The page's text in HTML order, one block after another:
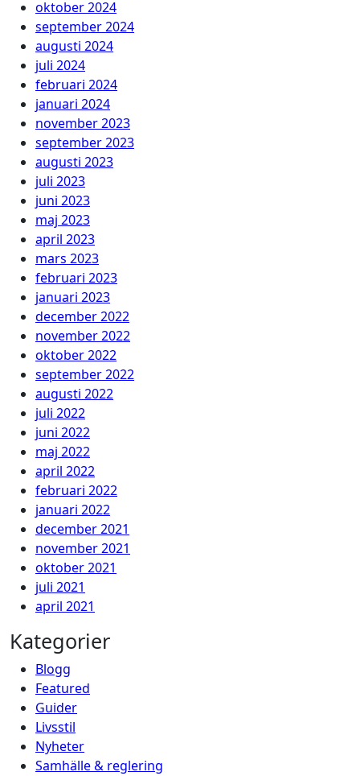
oktober 2024
september 2024
augusti 2024
juli 2024
februari 2024
januari 2024
november 2023
september 2023
augusti 2023
juli 2023
juni 2023
maj 2023
april 2023
mars 2023
februari 2023
januari 2023
december 2022
november 2022
oktober 2022
september 2022
augusti 2022
juli 2022
juni 2022
maj 2022
april 2022
februari 2022
januari 2022
december 2021
november 2021
oktober 2021
juli 2021
april 2021
Kategorier
Blogg
Featured
Guider
Livsstil
Nyheter
Samhälle & reglering